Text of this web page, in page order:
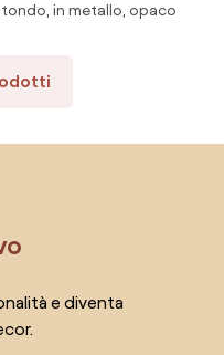
in metallo, opaco
e diventa